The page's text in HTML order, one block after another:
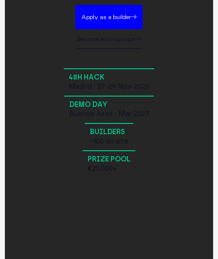
Apply as a builder
Become a co-sponsor
48H HACK
Madrid · 27-29 Nov 2026
DEMO DAY
Buenos Aires · Mar 2027
BUILDERS
~100 on site
PRIZE POOL
€25,000+